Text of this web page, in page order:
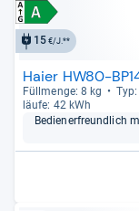
15€/J.**
Haier HW80-
Füll­menge: 8 kg
läufe: 42 kWh
Bediener­freund­lich